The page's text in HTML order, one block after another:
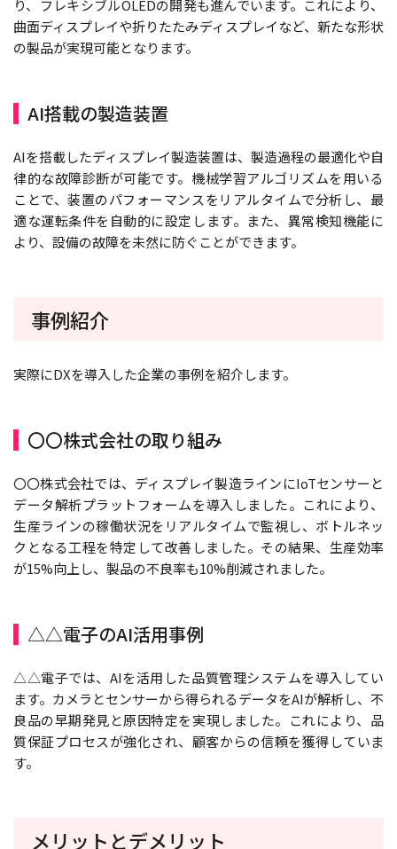
り、フレキシブルOLEDの開発も進んでいます。これにより、
曲面ディスプレイや折りたたみディスプレイなど、新たな形状
の製品が実現可能となります。
AI搭載の製造装置
AIを搭載したディスプレイ製造装置は、製造過程の最適化や自
律的な故障診断が可能です。機械学習アルゴリズムを用いる
ことで、装置のパフォーマンスをリアルタイムで分析し、最
適な運転条件を自動的に設定します。また、異常検知機能に
より、設備の故障を未然に防ぐことができます。
事例紹介
実際にDXを導入した企業の事例を紹介します。
〇〇株式会社の取り組み
〇〇株式会社では、ディスプレイ製造ラインにIoTセンサーと
データ解析プラットフォームを導入しました。これにより、
生産ラインの稼働状況をリアルタイムで監視し、ボトルネッ
クとなる工程を特定して改善しました。その結果、生産効率
が15%向上し、製品の不良率も10%削減されました。
△△電子のAI活用事例
△△電子では、AIを活用した品質管理システムを導入してい
ます。カメラとセンサーから得られるデータをAIが解析し、不
良品の早期発見と原因特定を実現しました。これにより、品
質保証プロセスが強化され、顧客からの信頼を獲得していま
す。
メリットとデメリット